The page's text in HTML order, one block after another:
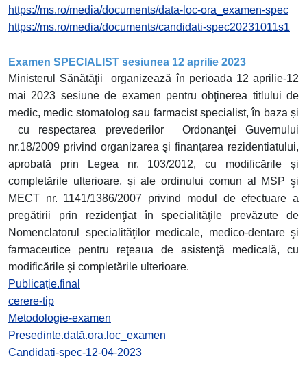
https://ms.ro/media/documents/data-loc-ora_examen-spec
https://ms.ro/media/documents/candidati-spec20231011s1
Examen SPECIALIST sesiunea 12 aprilie 2023
Ministerul Sănătăţii organizează în perioada 12 aprilie-12
mai 2023 sesiune de examen pentru obţinerea titlului de
medic, medic stomatolog sau farmacist specialist, în baza și
cu respectarea prevederilor Ordonanţei Guvernului
nr.18/2009 privind organizarea şi finanţarea rezidentiatului,
aprobată prin Legea nr. 103/2012, cu modificările și
completările ulterioare, și ale ordinului comun al MSP şi
MECT nr. 1141/1386/2007 privind modul de efectuare a
pregătirii prin rezidenţiat în specialităţile prevăzute de
Nomenclatorul specialităţilor medicale, medico-dentare şi
farmaceutice pentru reţeaua de asistenţă medicală, cu
modificările și completările ulterioare.
Publicație.final
cerere-tip
Metodologie-examen
Presedinte.dată.ora.loc_examen
Candidati-spec-12-04-2023